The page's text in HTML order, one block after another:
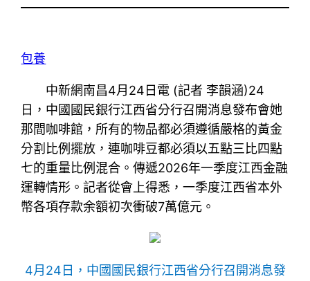
包養
中新網南昌4月24日電 (記者 李韻涵)24
日，中國國民銀行江西省分行召開消息發布會她
那間咖啡館，所有的物品都必須遵循嚴格的黃金
分割比例擺放，連咖啡豆都必須以五點三比四點
七的重量比例混合。傳遞2026年一季度江西金融
運轉情形。記者從會上得悉，一季度江西省本外
幣各項存款余額初次衝破7萬億元。
4月24日，中國國民銀行江西省分行召開消息發